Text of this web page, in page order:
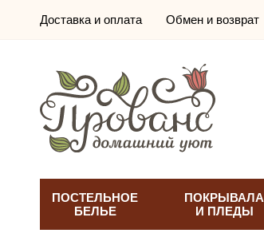
Доставка и оплата Обмен и возврат
ПОСТЕЛЬНОЕ
БЕЛЬЕ
ПОКРЫВАЛА
И ПЛЕДЫ